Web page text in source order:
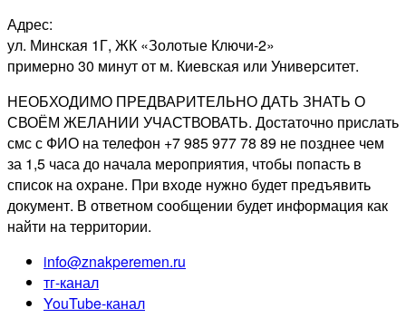
Адрес:
ул. Минская 1Г, ЖК «Золотые Ключи-2»
примерно 30 минут от м. Киевская или Университет.
НЕОБХОДИМО ПРЕДВАРИТЕЛЬНО ДАТЬ ЗНАТЬ О
СВОЁМ ЖЕЛАНИИ УЧАСТВОВАТЬ. Достаточно прислать
смс с ФИО на телефон +7 985 977 78 89 не позднее чем
за 1,5 часа до начала мероприятия, чтобы попасть в
список на охране. При входе нужно будет предъявить
документ. В ответном сообщении будет информация как
найти на территории.
info@znakperemen.ru
тг-канал
YouTube-канал